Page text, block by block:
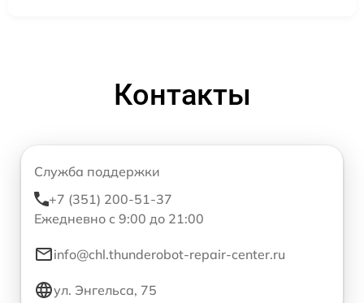
Контакты
Служба поддержки
+7 (351) 200-51-37
Ежедневно с 9:00 до 21:00
info@chl.thunderobot-repair-center.ru
ул. Энгельса, 75